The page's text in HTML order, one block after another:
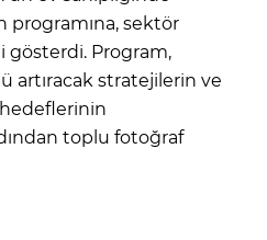
programına, sektör
gösterdi. Program,
artıracak stratejilerin ve
toplu fotoğraf